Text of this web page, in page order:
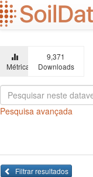
Ir
para
o
principal
Métricas
9,371
Downloads
Pesquisa avançada
Filtrar resultados